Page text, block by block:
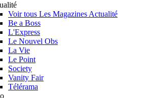
Voir tous Les Magazines Actualité
Be a Boss
L'Express
Le Nouvel Obs
La Vie
Le Point
Society
Vanity Fair
Télérama